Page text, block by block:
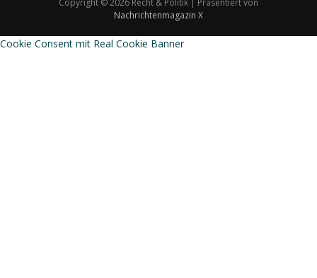
Copyright © 2026 Recht & Politik | Präsentiert von
Nachrichtenmagazin X
Cookie Consent mit Real Cookie Banner